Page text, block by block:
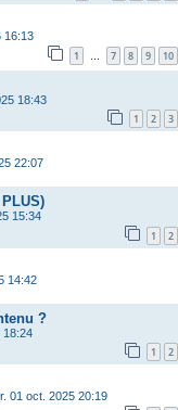
16:13
1 7 8 9 10
18:43
1 2 3
22:07
15:34
1 2
14:42
?
18:24
1 2
01 oct. 2025 20:19